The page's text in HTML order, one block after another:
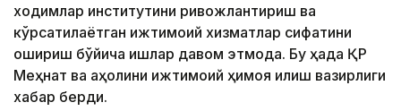
ходимлар институтини ривожлантириш ва
кўрсатилаётган ижтимоий хизматлар сифатини
ошириш бўйича ишлар давом этмоқда. Бу ҳақда ҚР
Меҳнат ва аҳолини ижтимоий ҳимоя қилиш вазирлиги
хабар берди.